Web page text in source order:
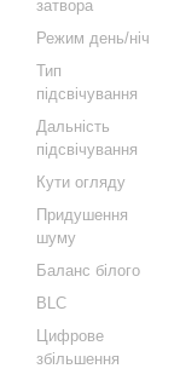
затвора
Режим день/ніч
Тип
підсвічування
Дальність
підсвічування
Кути огляду
Придушення
шуму
Баланс білого
BLC
Цифрове
збільшення